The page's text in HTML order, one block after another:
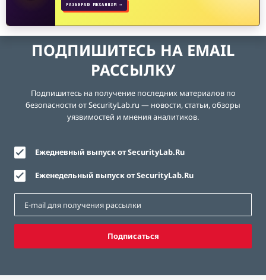
РАЗБИРАЮ МЕХАНИЗМ →
ПОДПИШИТЕСЬ НА EMAIL
РАССЫЛКУ
Подпишитесь на получение последних материалов по
безопасности от SecurityLab.ru — новости, статьи, обзоры
уязвимостей и мнения аналитиков.
Ежедневный выпуск от SecurityLab.Ru
Еженедельный выпуск от SecurityLab.Ru
Подписаться